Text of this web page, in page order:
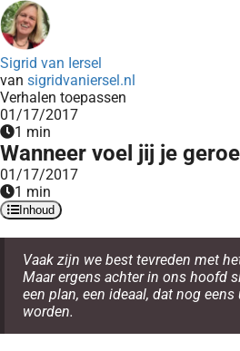
Sigrid van Iersel
van sigridvaniersel.nl
Verhalen toepassen
01/17/2017
1 min
Wanneer voel jij je
01/17/2017
1 min
Inhoud
Vaak zijn we best tevreden met
Maar ergens achter in ons hoofd
een plan, een ideaal, dat nog
worden.